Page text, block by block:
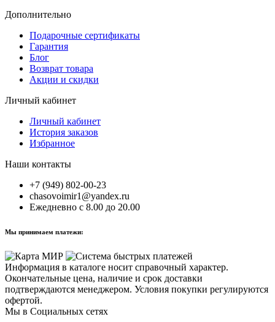
Дополнительно
Подарочные сертификаты
Гарантия
Блог
Возврат товара
Акции и скидки
Личный кабинет
Личный кабинет
История заказов
Избранное
Наши контакты
+7 (949) 802-00-23
chasovoimir1@yandex.ru
Ежедневно с 8.00 до 20.00
Мы принимаем платежи:
Информация в каталоге носит справочный характер.
Окончательные цена, наличие и срок доставки
подтверждаются менеджером. Условия покупки регулируются
офертой.
Мы в Социальных сетях